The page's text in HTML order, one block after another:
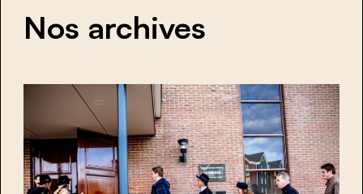
Nos archives